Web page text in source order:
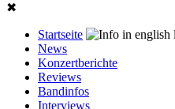
✖
Startseite
News
Konzertberichte
Reviews
Bandinfos
Interviews